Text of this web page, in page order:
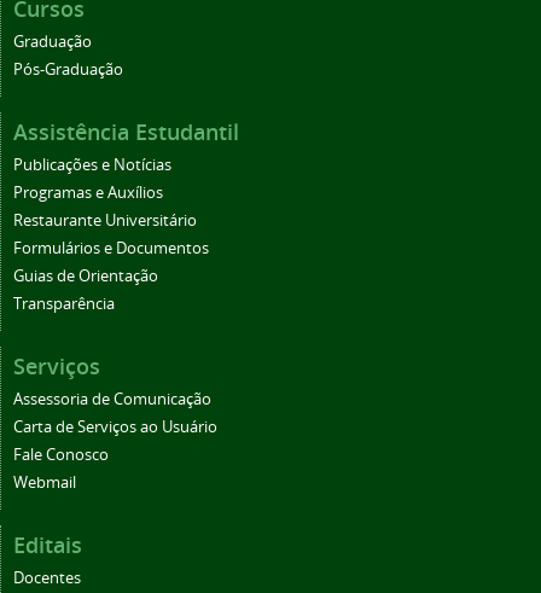
Cursos
Graduação
Pós-Graduação
Assistência Estudantil
Publicações e Notícias
Programas e Auxílios
Restaurante Universitário
Formulários e Documentos
Guias de Orientação
Transparência
Serviços
Assessoria de Comunicação
Carta de Serviços ao Usuário
Fale Conosco
Webmail
Editais
Docentes